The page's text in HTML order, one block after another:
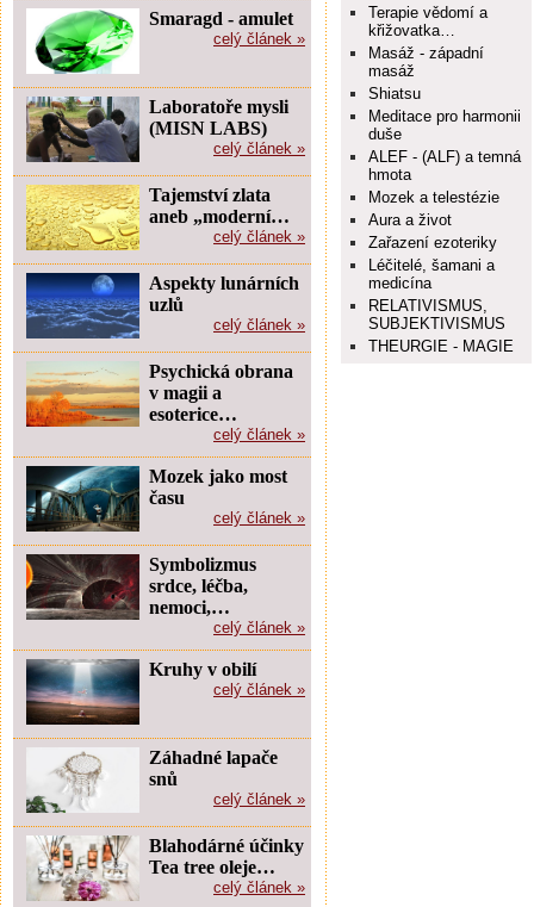
Terapie vědomí a
křižovatka…
Masáž - západní
masáž
Shiatsu
Meditace pro harmonii
duše
ALEF - (ALF) a temná
hmota
Mozek a telestézie
Aura a život
Zařazení ezoteriky
Léčitelé, šamani a
medicína
RELATIVISMUS,
SUBJEKTIVISMUS
THEURGIE - MAGIE
Smaragd - amulet
celý článek »
Laboratoře mysli
(MISN LABS)
celý článek »
Tajemství zlata
aneb „moderní…
celý článek »
Aspekty lunárních
uzlů
celý článek »
Psychická obrana
v magii a
esoterice…
celý článek »
Mozek jako most
času
celý článek »
Symbolizmus
srdce, léčba,
nemoci,…
celý článek »
Kruhy v obilí
celý článek »
Záhadné lapače
snů
celý článek »
Blahodárné účinky
Tea tree oleje…
celý článek »